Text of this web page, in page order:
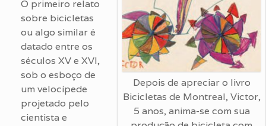
Depois de apreciar o livro
Bicicletas de Montreal, Victor,
5 anos, anima-se com sua
O primeiro relato
sobre bicicletas
ou algo similar é
datado entre os
séculos XV e XVI,
sob o esboço de
um velocípede
projetado pelo
cientista e